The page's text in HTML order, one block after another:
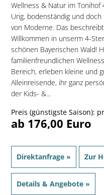
Wellness & Natur im
Urig, bodenständig und
von Moderne. Das
Willkommen in unserm 4-
schönen Bayerischen Wald!
familien­freundlichen
Bereich, erleben kleine und
Alleinreisende, ihr ganz
der Kids- &...
Preis (günstigste Saison):
ab 176,00 Euro
Direktanfrage » Zur
Details & Angebote »